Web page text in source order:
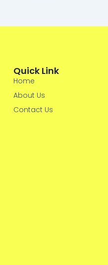
Quick Link
Home
About Us
Contact Us